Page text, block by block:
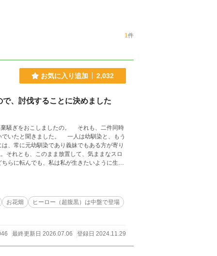
1件
お気に入り追加 2,032
、討伐することに決めました
騒ぎをおこしましたの。 それも、二件同時
いたと聞きました。 一人は幼馴染と、もう
常に元幼馴染であり義妹でもある方が寄り
れとも、このまま放置して、気ままなスロ
に転んでも、私は私が生きたいように生き
お花畑 ヒーロー（超腹黒）は中盤で登場
最終更新日 2026.07.06 登録日 2024.11.29